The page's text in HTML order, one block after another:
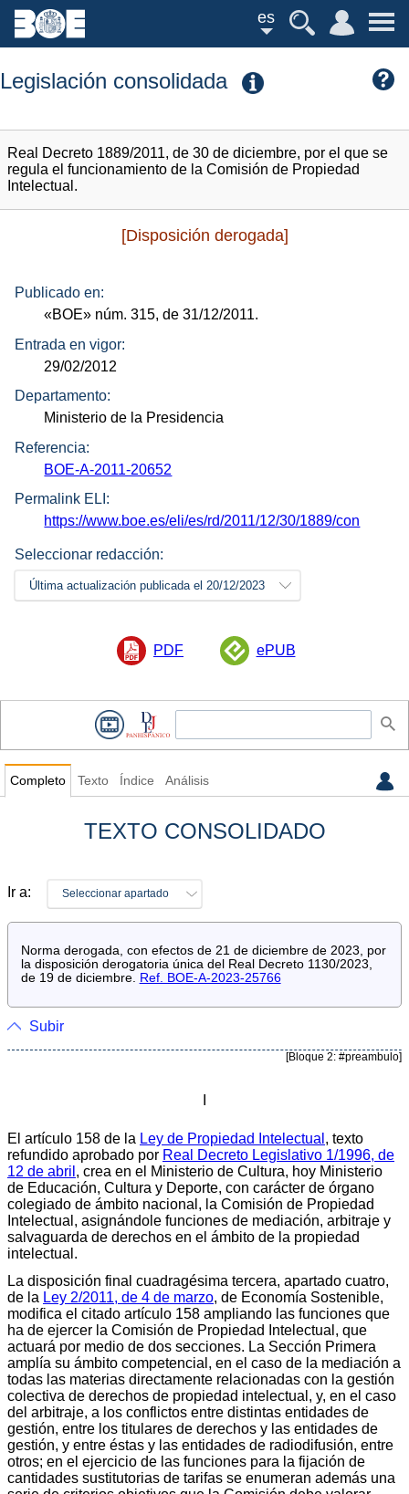
es
Legislación consolidada
Real Decreto 1889/2011, de 30 de diciembre, por el que se
regula el funcionamiento de la Comisión de Propiedad
Intelectual.
[Disposición derogada]
Publicado en:
«BOE» núm. 315, de 31/12/2011.
Entrada en vigor:
29/02/2012
Departamento:
Ministerio de la Presidencia
Referencia:
BOE-A-2011-20652
Permalink ELI:
https://www.boe.es/eli/es/rd/2011/12/30/1889/con
Seleccionar redacción:
Última actualización publicada el 20/12/2023
PDF ePUB
Completo Texto Índice Análisis
TEXTO CONSOLIDADO
Ir a: Seleccionar apartado
Norma derogada, con efectos de 21 de diciembre de 2023, por
la disposición derogatoria única del Real Decreto 1130/2023,
de 19 de diciembre. Ref. BOE-A-2023-25766
Subir
[Bloque 2: #preambulo]
El artículo 158 de la Ley de Propiedad Intelectual , texto
refundido aprobado por Real Decreto Legislativo 1/1996, de
12 de abril , crea en el Ministerio de Cultura, hoy Ministerio
de Educación, Cultura y Deporte, con carácter de órgano
colegiado de ámbito nacional, la Comisión de Propiedad
Intelectual, asignándole funciones de mediación, arbitraje y
salvaguarda de derechos en el ámbito de la propiedad
intelectual.
La disposición final cuadragésima tercera, apartado cuatro,
de la Ley 2/2011, de 4 de marzo, de Economía Sostenible,
modifica el citado artículo 158 ampliando las funciones que
ha de ejercer la Comisión de Propiedad Intelectual, que
actuará por medio de dos secciones. La Sección Primera
amplía su ámbito competencial, en el caso de la mediación a
todas las materias directamente relacionadas con la gestión
colectiva de derechos de propiedad intelectual, y, en el caso
del arbitraje, a los conflictos entre distintas entidades de
gestión, entre los titulares de derechos y las entidades de
gestión, y entre éstas y las entidades de radiodifusión, entre
otros; en el ejercicio de las funciones para la fijación de
cantidades sustitutorias de tarifas se enumeran además una